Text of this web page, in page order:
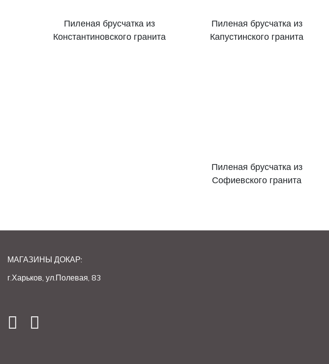
Пиленая брусчатка из
Константиновского гранита
Пиленая брусчатка из
Капустинского гранита
Пиленая брусчатка из
Софиевского гранита
МАГАЗИНЫ ДОКАР:
г.Харьков, ул.Полевая, 83